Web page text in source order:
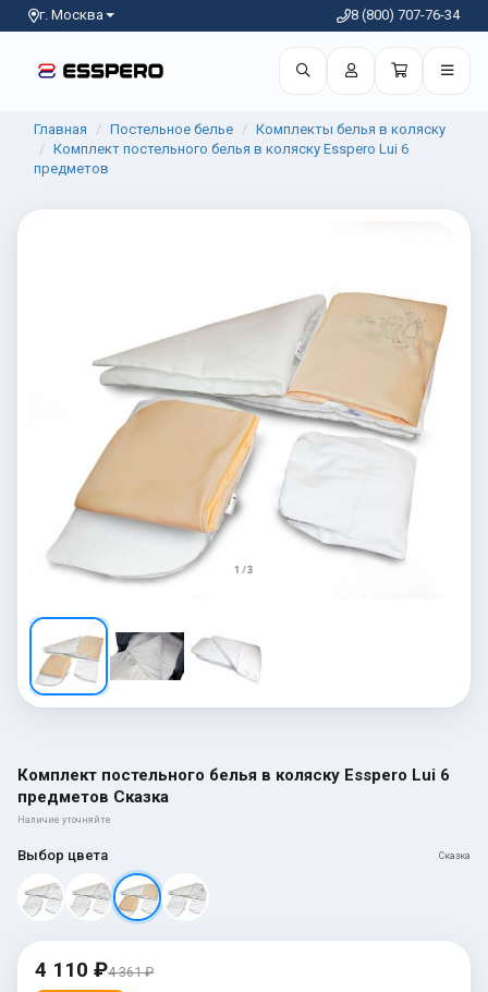
г. Москва 8 (800) 707-76-34
Главная Постельное белье
Комплекты белья в коляску
Комплект постельного белья в коляску Esspero Lui 6
предметов
1 / 3
Комплект постельного белья в коляску Esspero Lui 6
предметов Сказка
Наличие уточняйте
Выбор цвета Сказка
4 110 ₽4 361 ₽